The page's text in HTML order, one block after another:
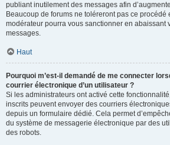
publiant inutilement des messages afin
Beaucoup de forums ne toléreront pas ce procédé
modérateur pourra vous sanctionner en abaissant
messages.
Haut
Pourquoi m’est-il demandé de me connecter
courrier électronique d’un utilisateur ?
Si les administrateurs ont activé cette
inscrits peuvent envoyer des courriers
depuis un formulaire dédié. Cela permet
du système de messagerie électronique par des
des robots.